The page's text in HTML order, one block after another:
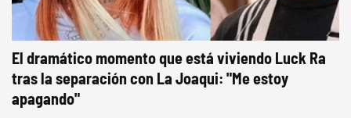
El dramático momento que está viviendo Luck Ra
tras la separación con La Joaqui: "Me estoy
apagando"